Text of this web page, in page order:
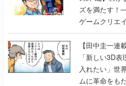
ズを満たす！
ゲームクリエ
【若ゲのいた
【田中圭一連
「新しい3D
入れたい」世
ムに革命をも